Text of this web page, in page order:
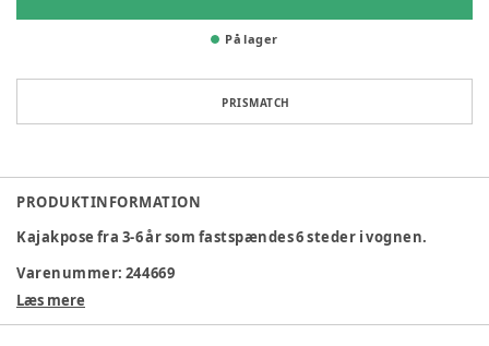
På lager
PRISMATCH
PRODUKTINFORMATION
Kajakpose fra 3-6 år som fastspændes 6 steder i vognen.
Varenummer: 244669
Læs mere